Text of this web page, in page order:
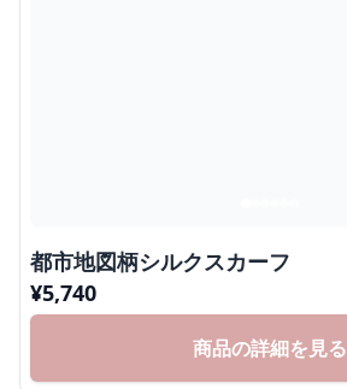
都市地図柄シルクスカーフ
¥5,740
商品の詳細を見る